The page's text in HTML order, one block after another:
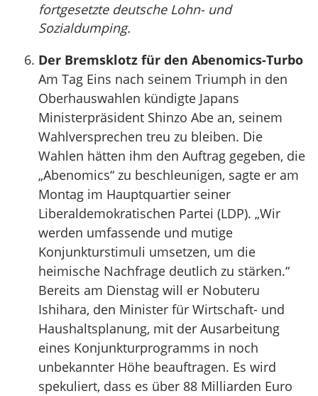
fortgesetzte deutsche Lohn- und
Sozialdumping.
Der Bremsklotz für den Abenomics-Turbo
Am Tag Eins nach seinem Triumph in den
Oberhauswahlen kündigte Japans
Ministerpräsident Shinzo Abe an, seinem
Wahlversprechen treu zu bleiben. Die
Wahlen hätten ihm den Auftrag gegeben, die
„Abenomics“ zu beschleunigen, sagte er am
Montag im Hauptquartier seiner
Liberaldemokratischen Partei (LDP). „Wir
werden umfassende und mutige
Konjunkturstimuli umsetzen, um die
heimische Nachfrage deutlich zu stärken.“
Bereits am Dienstag will er Nobuteru
Ishihara, den Minister für Wirtschaft- und
Haushaltsplanung, mit der Ausarbeitung
eines Konjunkturprogramms in noch
unbekannter Höhe beauftragen. Es wird
spekuliert, dass es über 88 Milliarden Euro